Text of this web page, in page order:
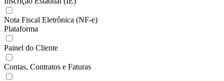
Nota Fiscal Eletrônica (NF-e)
Plataforma
Painel do Cliente
Contas, Contratos e Faturas